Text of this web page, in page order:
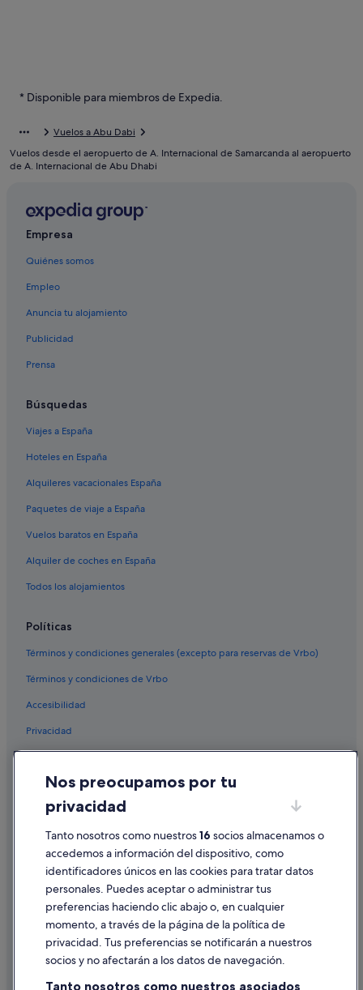
* Disponible para miembros de Expedia.
Vuelos a Abu Dabi
Vuelos desde el aeropuerto de A. Internacional de Samarcanda al aeropuerto
de A. Internacional de Abu Dhabi
Empresa
Quiénes somos
Empleo
Anuncia tu alojamiento
Publicidad
Prensa
Búsquedas
Viajes a España
Hoteles en España
Alquileres vacacionales España
Paquetes de viaje a España
Vuelos baratos en España
Alquiler de coches en España
Todos los alojamientos
Políticas
Términos y condiciones generales (excepto para reservas de Vrbo)
Términos y condiciones de Vrbo
Accesibilidad
Privacidad
Condiciones de uso
Información legal/contacto
Pautas sobre el contenido y cómo denunciar contenido
Ayuda
Cancelar un vuelo
Cancelar una reserva de hotel o de un alquiler vacacional
Nos preocupamos por tu
privacidad
Tanto nosotros como nuestros16 socios almacenamos o
accedemos a información del dispositivo, como
identificadores únicos en las cookies para tratar datos
personales. Puedes aceptar o administrar tus
preferencias haciendo clic abajo o, en cualquier
momento, a través de la página de la política de
privacidad. Tus preferencias se notificarán a nuestros
socios y no afectarán a los datos de navegación.
Tanto nosotros como nuestros asociados